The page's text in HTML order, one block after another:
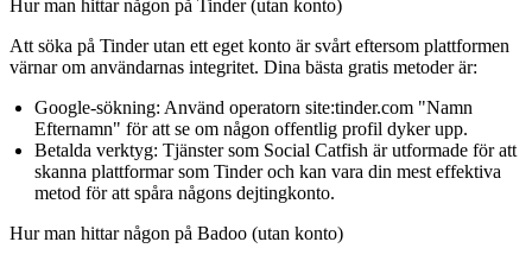
Hur man hittar någon på Tinder (utan konto)
Att söka på Tinder utan ett eget konto är svårt eftersom plattformen
värnar om användarnas integritet. Dina bästa gratis metoder är:
Google-sökning: Använd operatorn site:tinder.com "Namn
Efternamn" för att se om någon offentlig profil dyker upp.
Betalda verktyg: Tjänster som Social Catfish är utformade för att
skanna plattformar som Tinder och kan vara din mest effektiva
metod för att spåra någons dejtingkonto.
Hur man hittar någon på Badoo (utan konto)